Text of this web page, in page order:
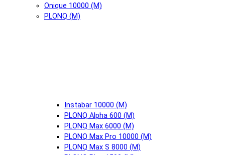
Onique 10000 (М)
PLONQ (М)
Instabar 10000 (М)
PLONQ Alpha 600 (М)
PLONQ Max 6000 (М)
PLONQ Max Pro 10000 (М)
PLONQ Max S 8000 (М)